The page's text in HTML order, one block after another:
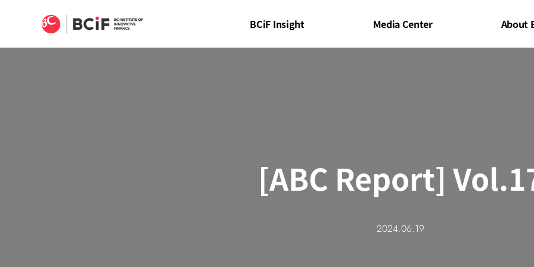
BCIF BCiF Insight Media Center About
[ABC Report]
2024.06.19